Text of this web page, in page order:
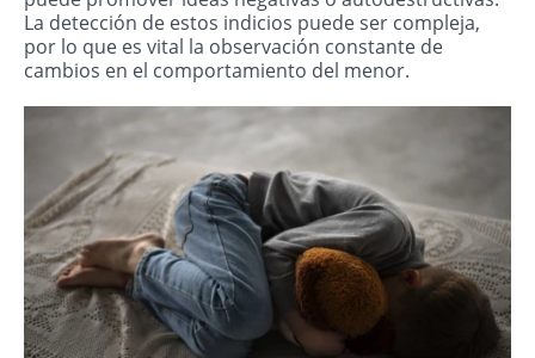
La detección de estos indicios puede ser compleja,
por lo que es vital la observación constante de
cambios en el comportamiento del menor.